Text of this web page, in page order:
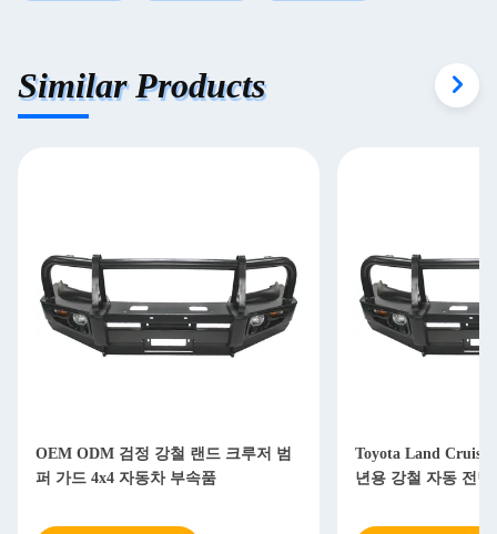
Similar Products
OEM ODM 검정 강철 랜드 크루저 범
퍼 가드 4x4 자동차 부속품
Toyota Land Cruiser
년용 강철 자동 전